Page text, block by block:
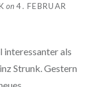
on4. FEBRUAR
interessanter als
Strunk. Gestern